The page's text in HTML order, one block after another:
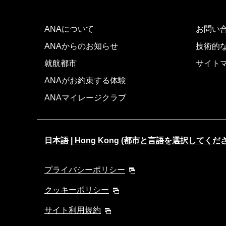
ANAについて
ANAからのお知らせ
就航都市
ANAがお約束する体験
ANAマイレージクラブ
お問い
技術的
サイト
日本語 | Hong Kong (都市と言語を選択してくだ
プライバシーポリシー
クッキーポリシー
サイト利用規約